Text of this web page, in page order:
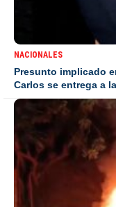
NACIONALES
Presunto implicado
Carlos se entrega a